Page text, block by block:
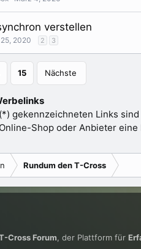
verstellen
2020 2 3
15 Nächste
gekennzeichneten Links
Shop oder Anbieter
Rundum den T-Cross
Cross Forum, der Plattform für